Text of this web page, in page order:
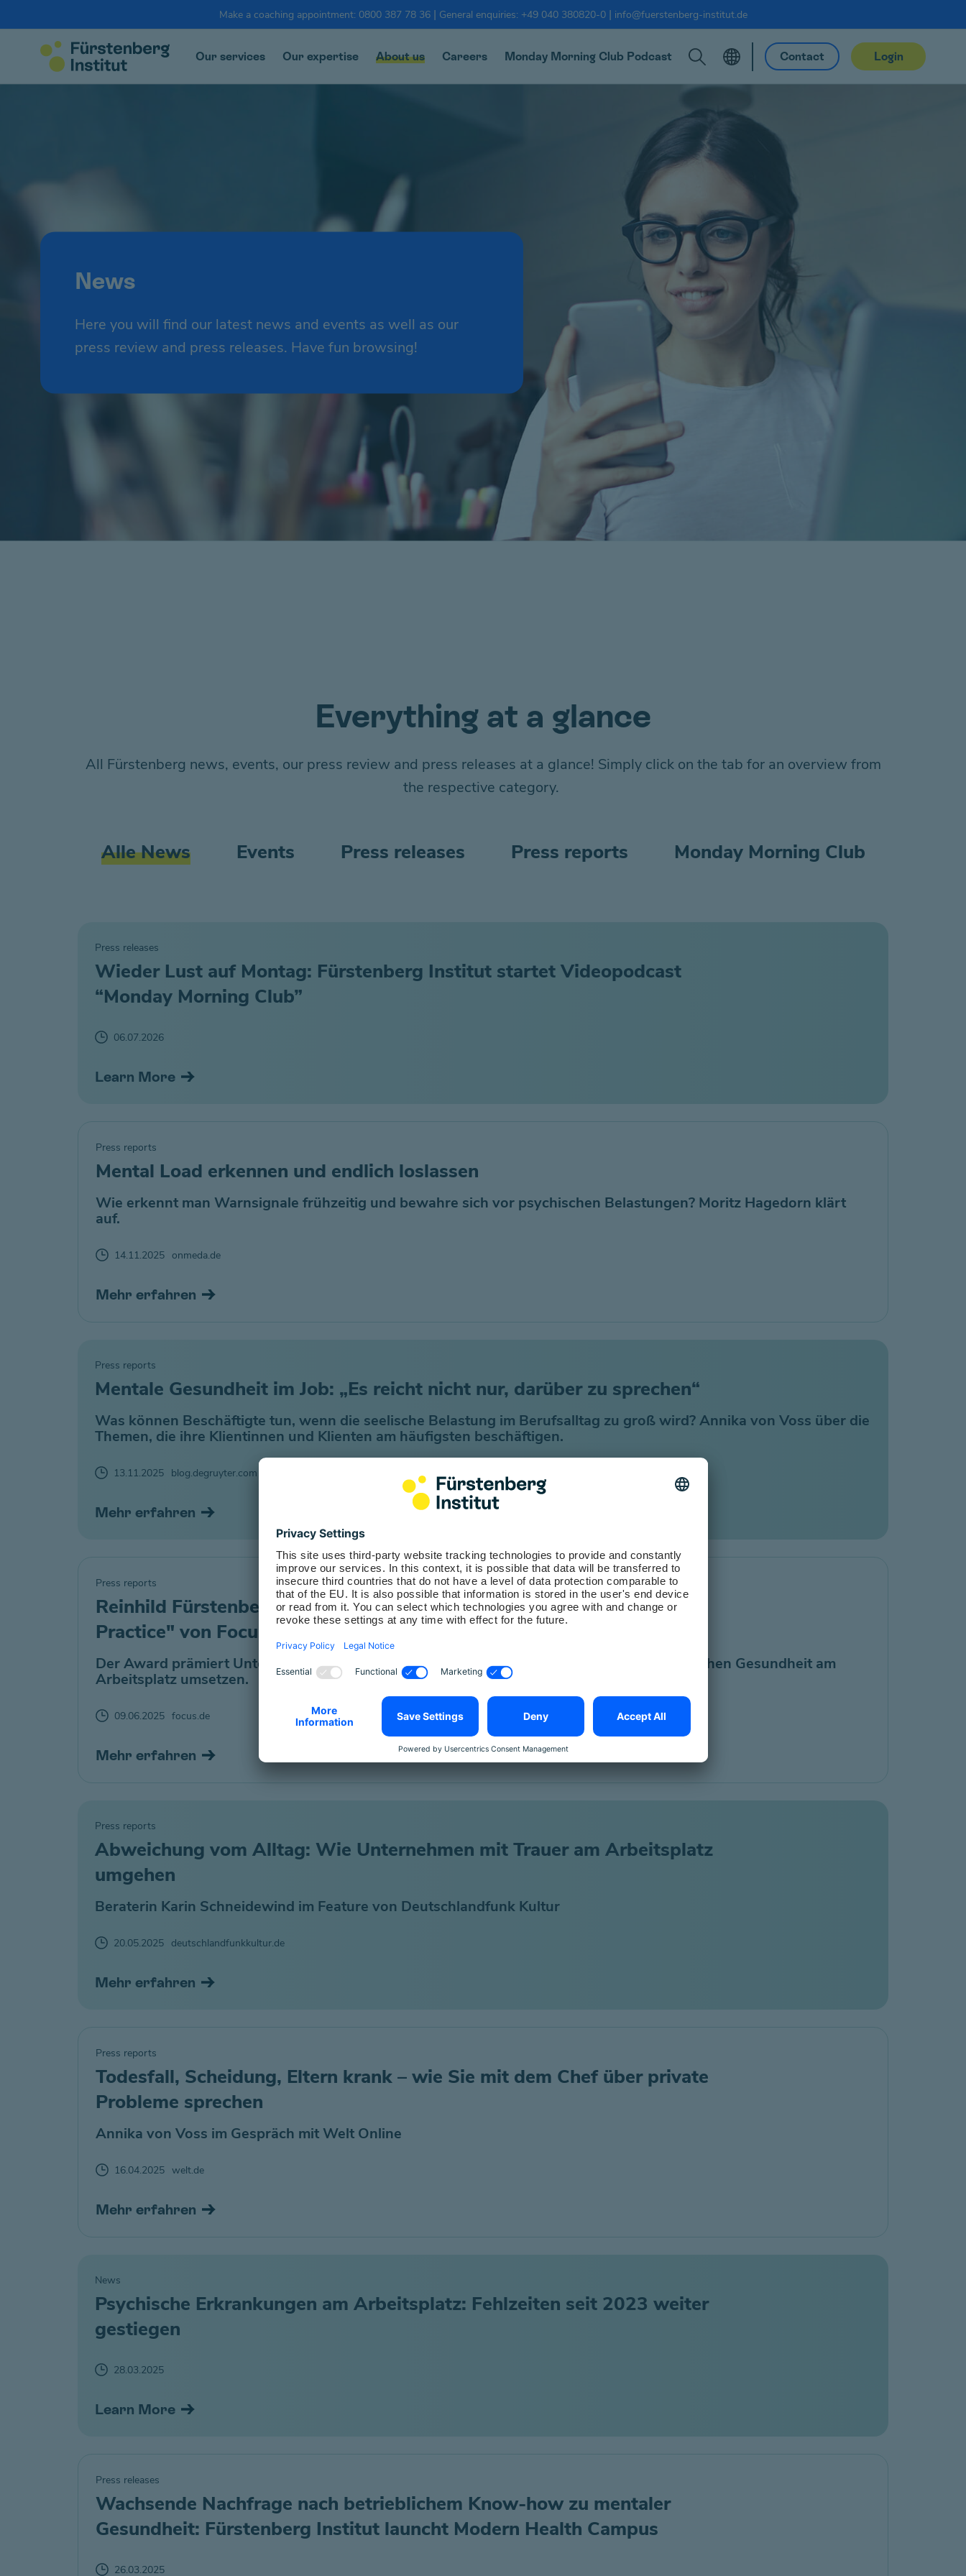
Make a coaching appointment: 0800 387 78 36| General enquiries: +49 040 380820-0| info@fuerstenberg-institut.de
Our services Our expertise About us Careers Monday Morning Club Podcast Contact Login
News
Here you will find our latest news and events as well as our
press review and press releases. Have fun browsing!
Everything at a glance
All Fürstenberg news, events, our press review and press releases at a glance! Simply click on the tab for an overview from
the respective category.
Alle News Events Press releases Press reports Monday Morning Club
Press releases
Wieder Lust auf Montag: Fürstenberg Institut startet Videopodcast
“Monday Morning Club”
06.07.2026
Learn More
Press reports
Mental Load erkennen und endlich loslassen
Wie erkennt man Warnsignale frühzeitig und bewahre sich vor psychischen Belastungen? Moritz Hagedorn klärt
auf.
14.11.2025 onmeda.de
Mehr erfahren
Press reports
Mentale Gesundheit im Job: „Es reicht nicht nur, darüber zu sprechen“
Was können Beschäftigte tun, wenn die seelische Belastung im Berufsalltag zu groß wird? Annika von Voss über die
Themen, die ihre Klientinnen und Klienten am häufigsten beschäftigen.
13.11.2025 blog.degruyter.com
Mehr erfahren
Press reports
Reinhild Fürstenberg in der Jury des "Mental Health Award - Best
Practice" von Focus Business
Der Award prämiert Unternehmen, die vorbildliche Maßnahmen zur Förderung der psychischen Gesundheit am
Arbeitsplatz umsetzen.
09.06.2025 focus.de
Mehr erfahren
Press reports
Abweichung vom Alltag: Wie Unternehmen mit Trauer am Arbeitsplatz
umgehen
Beraterin Karin Schneidewind im Feature von Deutschlandfunk Kultur
20.05.2025 deutschlandfunkkultur.de
Mehr erfahren
Press reports
Todesfall, Scheidung, Eltern krank – wie Sie mit dem Chef über private
Probleme sprechen
Annika von Voss im Gespräch mit Welt Online
16.04.2025 welt.de
Mehr erfahren
News
Psychische Erkrankungen am Arbeitsplatz: Fehlzeiten seit 2023 weiter
gestiegen
28.03.2025
Learn More
Press releases
Wachsende Nachfrage nach betrieblichem Know-how zu mentaler
Gesundheit: Fürstenberg Institut launcht Modern Health Campus
26.03.2025